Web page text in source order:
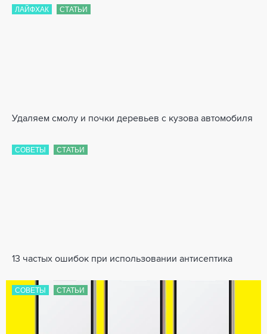
ЛАЙФХАК СТАТЬИ
Удаляем смолу и почки деревьев с кузова автомобиля
СОВЕТЫ СТАТЬИ
13 частых ошибок при использовании антисептика
СОВЕТЫ СТАТЬИ